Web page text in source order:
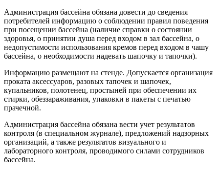
Администрация бассейна обязана довести до сведения
потребителей информацию о соблюдении правил поведения
при посещении бассейна (наличие справки о состоянии
здоровья, о принятии душа перед входом в зал бассейна, о
недопустимости использования кремов перед входом в чашу
бассейна, о необходимости надевать шапочку и тапочки).
Информацию размещают на стенде. Допускается организация
проката аксессуаров, разовых тапочек и шапочек,
купальников, полотенец, простыней при обеспечении их
стирки, обеззараживания, упаковки в пакеты с печатью
прачечной.
Администрация бассейна обязана вести учет результатов
контроля (в специальном журнале), предложений надзорных
организаций, а также результатов визуального и
лабораторного контроля, проводимого силами сотрудников
бассейна.